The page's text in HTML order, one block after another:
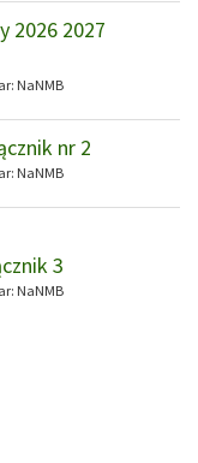
2026 2027
NaNMB
nr 2
NaNMB
3
NaNMB